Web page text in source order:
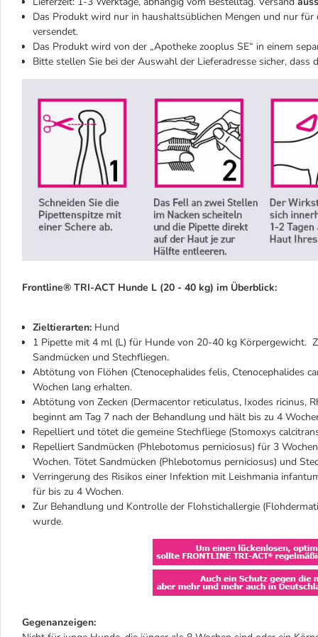
Das Produkt wird nur in haushaltsüblichen Mengen und nur
versendet.
Das Produkt wird von der „Apotheke zooplus SE“ in einem
Bitte stellen Sie bei der Auswahl der Lieferadresse sicher,
Frontline® TRI-ACT Hunde L (20 - 40 kg) im Überblick:
Zieltierarten: Hund
1 Pipette mit 4 ml (L) für Hunde von 20-40 kg Körpergewicht.
Sandmücken und Stechfliegen.
Abtötung von Flöhen (Ctenocephalides felis, Ctenocephalides
Wochen lang erhalten.
Abtötung von Zecken (Dermacentor reticulatus, Ixodes ricinus,
beginnt am Tag 7 nach der Behandlung und hält bis zu 4
Repelliert und tötet die gemeine Stechfliege (Stomoxys
Repelliert Sandmücken (Phlebotomus perniciosus) für 3
Wochen. Tötet Sandmücken (Phlebotomus perniciosus) und
Verringerung des Risikos einer Infektion mit Leishmania
für bis zu 4 Wochen.
Zur Behandlung und Kontrolle der Flohstichallergie
wurde.
Gegenanzeigen: